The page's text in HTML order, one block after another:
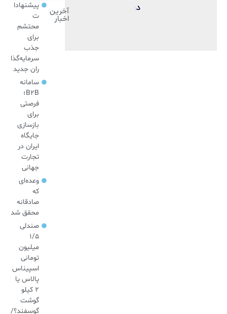
آخرین
اخبار
پیشنهادا
ت
محتشم
برای
جذب
سرمایه‌گذا
ران جدید
سامانه
B2B؛
فرصتی
برای
بازسازی
جایگاه
ایران در
تجارت
جهانی
وعده‌ای
که
صادقانه
محقق شد
صندلی
۱/۵
میلیون
تومانی
اسپیناس
پالاس یا
۲ کیلو
گوشت
گوسفند؟/